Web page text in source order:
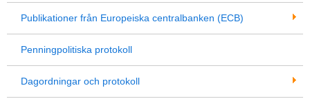
Publikationer från Europeiska centralbanken (ECB)
Penningpolitiska protokoll
Dagordningar och protokoll